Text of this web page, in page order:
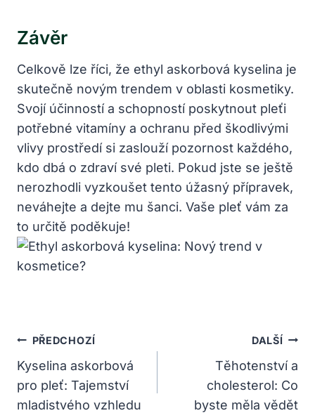
Závěr
Celkově lze říci, že ethyl askorbová kyselina je
skutečně novým trendem v oblasti kosmetiky.
Svojí účinností a schopností poskytnout pleťi
potřebné vitamíny a ochranu před škodlivými
vlivy prostředí si zaslouží pozornost každého,
kdo dbá o zdraví své pleti. Pokud jste se ještě
nerozhodli vyzkoušet tento úžasný přípravek,
neváhejte a dejte mu šanci. Vaše pleť vám za
to určitě poděkuje!
Navigace
Pro
Příspěvek
PŘEDCHOZÍ
Kyselina askorbová
pro pleť: Tajemství
mladistvého vzhledu
DALŠÍ
Těhotenství a
cholesterol: Co
byste měla vědět